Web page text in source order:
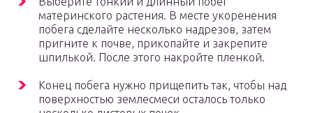
материнского растения. В месте укоренения
побега сделайте несколько надрезов, затем
пригните к почве, прикопайте и закрепите
шпилькой. После этого накройте пленкой.
Конец побега нужно прищепить так, чтобы над
поверхностью землесмеси осталось только